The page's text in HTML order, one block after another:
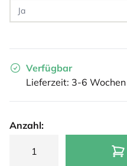
Verfügbar
Lieferzeit: 3-6 Wochen
Anzahl: